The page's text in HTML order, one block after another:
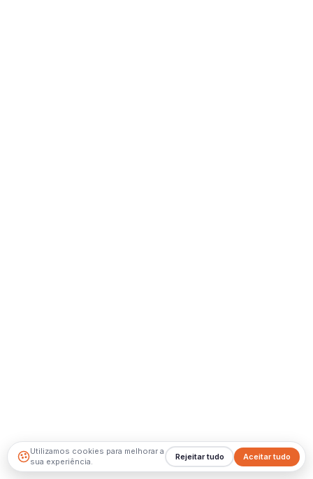
Utilizamos cookies para melhorar a
sua experiência.
Aceitar tudo
Rejeitar tudo